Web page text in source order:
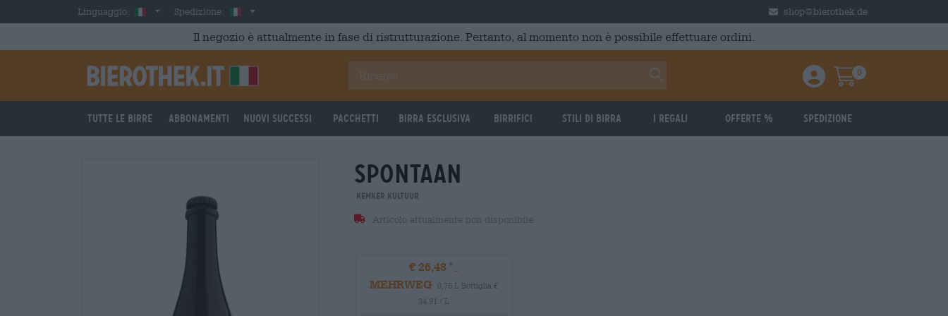
Skip to main contentLinguaggio: ItalianSpedizione: Italia shop@bierothek.de
Il negozio è attualmente in fase di ristrutturazione. Pertanto, al momento non è possibile effettuare ordini.
Einloggen / Anmelden
Warenkorb
0
Tutte le birre Abbonamenti Nuovi successi Pacchetti Birra Esclusiva Birrifici Stili di birra I regali Offerte % Spedizione
spontaan
Kemker Kultuur
Articolo attualmente non disponibile
€ 26,48
MEHRWEG
0,75 L Bottiglia €
34,91 / L